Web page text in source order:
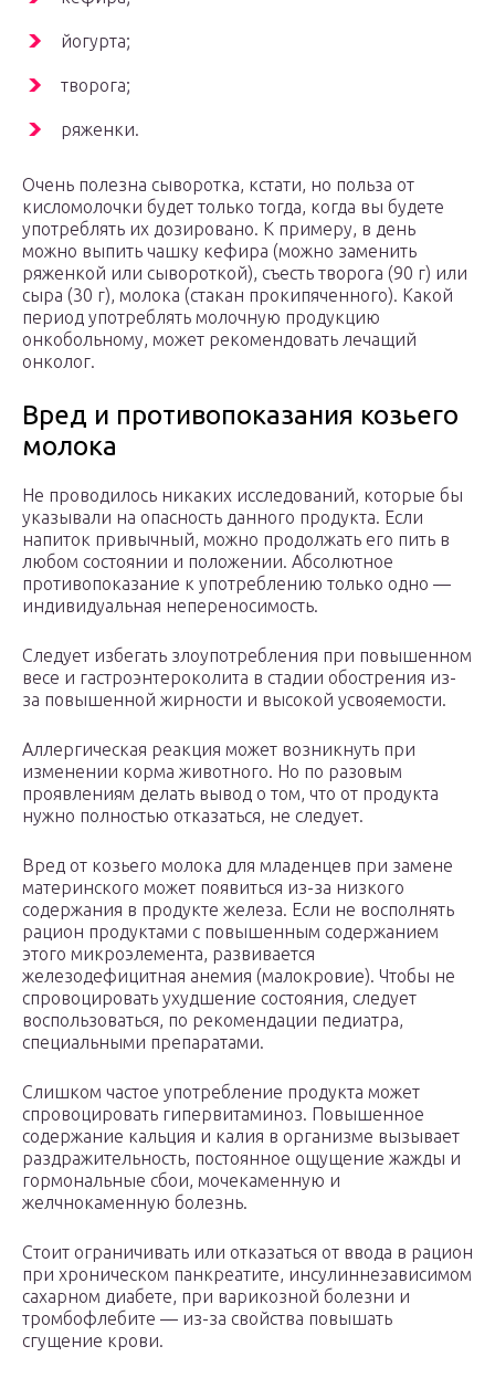
йогурта;
творога;
ряженки.
Очень полезна сыворотка, кстати, но польза от
кисломолочки будет только тогда, когда вы будете
употреблять их дозировано. К примеру, в день
можно выпить чашку кефира (можно заменить
ряженкой или сывороткой), съесть творога (90 г) или
сыра (30 г), молока (стакан прокипяченного). Какой
период употреблять молочную продукцию
онкобольному, может рекомендовать лечащий
онколог.
Вред и противопоказания козьего
молока
Не проводилось никаких исследований, которые бы
указывали на опасность данного продукта. Если
напиток привычный, можно продолжать его пить в
любом состоянии и положении. Абсолютное
противопоказание к употреблению только одно —
индивидуальная непереносимость.
Следует избегать злоупотребления при повышенном
весе и гастроэнтероколита в стадии обострения из-
за повышенной жирности и высокой усвояемости.
Аллергическая реакция может возникнуть при
изменении корма животного. Но по разовым
проявлениям делать вывод о том, что от продукта
нужно полностью отказаться, не следует.
Вред от козьего молока для младенцев при замене
материнского может появиться из-за низкого
содержания в продукте железа. Если не восполнять
рацион продуктами с повышенным содержанием
этого микроэлемента, развивается
железодефицитная анемия (малокровие). Чтобы не
спровоцировать ухудшение состояния, следует
воспользоваться, по рекомендации педиатра,
специальными препаратами.
Слишком частое употребление продукта может
спровоцировать гипервитаминоз. Повышенное
содержание кальция и калия в организме вызывает
раздражительность, постоянное ощущение жажды и
гормональные сбои, мочекаменную и
желчнокаменную болезнь.
Стоит ограничивать или отказаться от ввода в рацион
при хроническом панкреатите, инсулиннезависимом
сахарном диабете, при варикозной болезни и
тромбофлебите — из-за свойства повышать
сгущение крови.